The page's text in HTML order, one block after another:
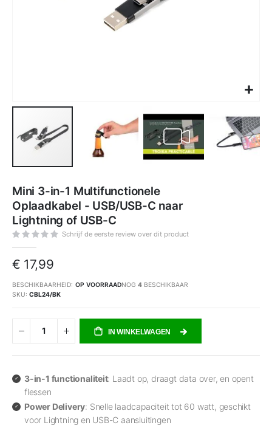
het
begin
van
de
afbeeldingen-
gallerij
Mini 3-in-1 Multifunctionele
Oplaadkabel - USB/USB-C naar
Lightning of USB-C
Schrijf de eerste review over dit product
€ 17,99
BESCHIKBAARHEID: OP VOORRAADNOG 4 BESCHIKBAAR
SKU CBL24/BK
IN WINKELWAGEN
3-in-1 functionaliteit: Laadt op, draagt data over, en opent
flessen
Power Delivery: Snelle laadcapaciteit tot 60 watt, geschikt
voor Lightning en USB-C aansluitingen